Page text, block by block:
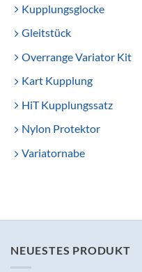
Kupplungsglocke
Gleitstück
Overrange Variator Kit
Kart Kupplung
HiT Kupplungssatz
Nylon Protektor
Variatornabe
NEUESTES PRODUKT